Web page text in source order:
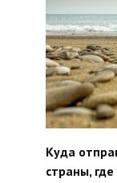
Куда
страны,